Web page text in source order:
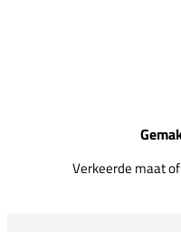
Verkeerde maat